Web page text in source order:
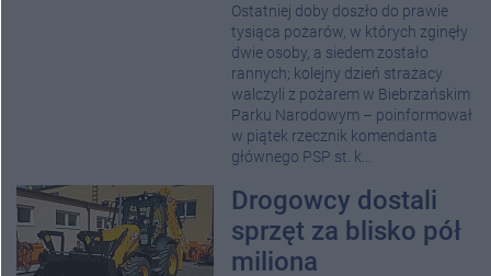
Ostatniej doby doszło do prawie
tysiąca pożarów, w których zginęły
dwie osoby, a siedem zostało
rannych; kolejny dzień strażacy
walczyli z pożarem w Biebrzańskim
Parku Narodowym – poinformował
w piątek rzecznik komendanta
głównego PSP st. k...
Drogowcy dostali
sprzęt za blisko pół
miliona